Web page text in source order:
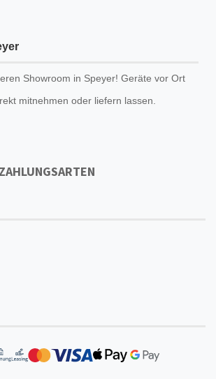
Showroom in Speyer! Geräte vor Ort
mitnehmen oder liefern lassen.